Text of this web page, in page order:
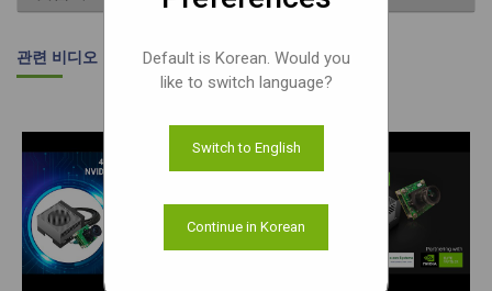
관련 비디오
Default is Korean. Would you
like to switch language?
Switch to English
Continue in Korean